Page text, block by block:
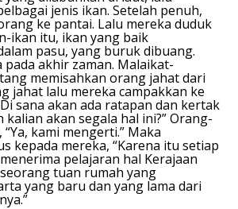
jenis ikan. Setelah penuh,
ke pantai. Lalu mereka duduk
ikan itu, ikan yang baik
pasu, yang buruk dibuang.
akhir zaman. Malaikat-
memisahkan orang jahat dari
jahat lalu mereka campakkan ke
sana akan ada ratapan dan kertak
akan segala hal ini?” Orang-
kami mengerti.” Maka
kepada mereka, “Karena itu setiap
pelajaran hal Kerajaan
tuan rumah yang
yang baru dan yang lama dari